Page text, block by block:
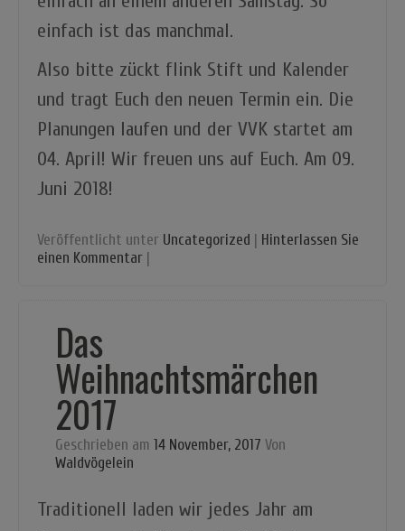
einfach ist das manchmal.
Also bitte zückt flink Stift und Kalender
und tragt Euch den neuen Termin ein. Die
Planungen laufen und der VVK startet am
04. April! Wir freuen uns auf Euch. Am 09.
Juni 2018!
Veröffentlicht unter Uncategorized | Hinterlassen Sie
einen Kommentar |
Das
Weihnachtsmärchen
2017
Geschrieben am 14 November, 2017 Von
Waldvögelein
Traditionell laden wir jedes Jahr am